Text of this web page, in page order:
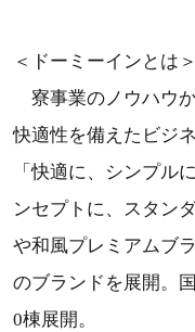
＜ドーミーインとは＞
寮事業のノウハウ
快適性を備えたビジ
「快適に、シンプル
ンセプトに、スタン
や和風プレミアムブ
のブランドを展開。
0棟展開。